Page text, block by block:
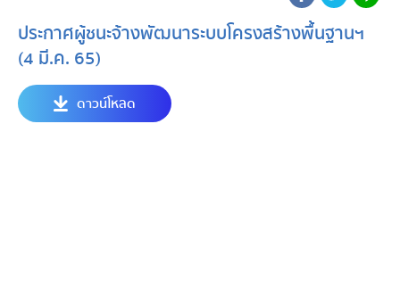
ประกาศผู้ชนะจ้างพัฒนาระบบโครงสร้างพื้นฐานฯ
(4 มี.ค. 65)
ดาวน์โหลด